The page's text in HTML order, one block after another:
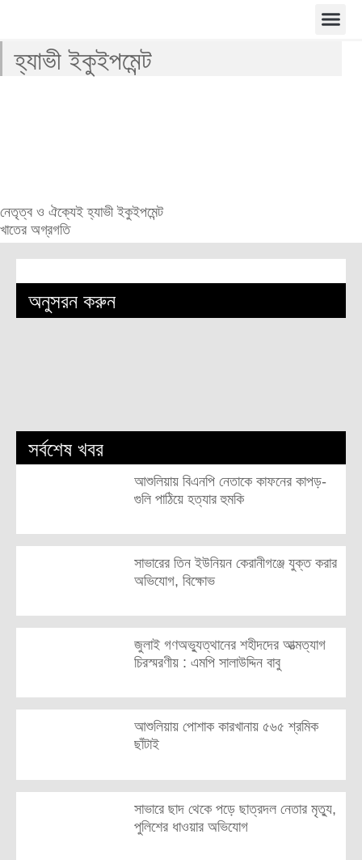
হ্যাভী ইকুইপমেন্ট
নেতৃত্ব ও ঐক্যেই হ্যাভী ইকুইপমেন্ট
খাতের অগ্রগতি
অনুসরন করুন
সর্বশেষ খবর
আশুলিয়ায় বিএনপি নেতাকে কাফনের কাপড়-
গুলি পাঠিয়ে হত্যার হুমকি
সাভারের তিন ইউনিয়ন কেরানীগঞ্জে যুক্ত করার
অভিযোগ, বিক্ষোভ
জুলাই গণঅভ্যুত্থানের শহীদদের আত্মত্যাগ
চিরস্মরণীয় : এমপি সালাউদ্দিন বাবু
আশুলিয়ায় পোশাক কারখানায় ৫৬৫ শ্রমিক
ছাঁটাই
সাভারে ছাদ থেকে পড়ে ছাত্রদল নেতার মৃত্যু,
পুলিশের ধাওয়ার অভিযোগ